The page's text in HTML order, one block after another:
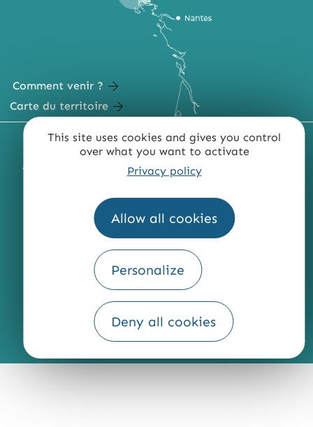
This site uses cookies and gives you control
over what you want to activate
Privacy policy
Allow all cookies
Personalize
Deny all cookies
Comment venir ?
Carte du territoire
MENTIONS LÉGALES PLAN DU SITE
ACCESSIBILITÉ : NON CONFORME
Fourni par
Traduction